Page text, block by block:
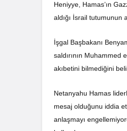
Heniyye, Hamas’ın
aldığı İsrail tutumunun
İşgal Başbakanı
saldırının Muhammed
akıbetini bilmediğini
Netanyahu Hamas
mesaj olduğunu iddia
anlaşmayı